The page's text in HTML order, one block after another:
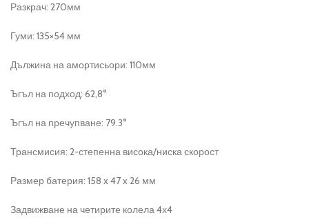
Разкрач: 270мм
Гуми: 135×54 мм
Дължина на амортисьори: 110мм
Ъгъл на подход: 62,8°
Ъгъл на пречупване: 79.3°
Трансмисия: 2-степенна висока/ниска скорост
Размер батерия: 158 x 47 x 26 мм
Задвижване на четирите колела 4х4